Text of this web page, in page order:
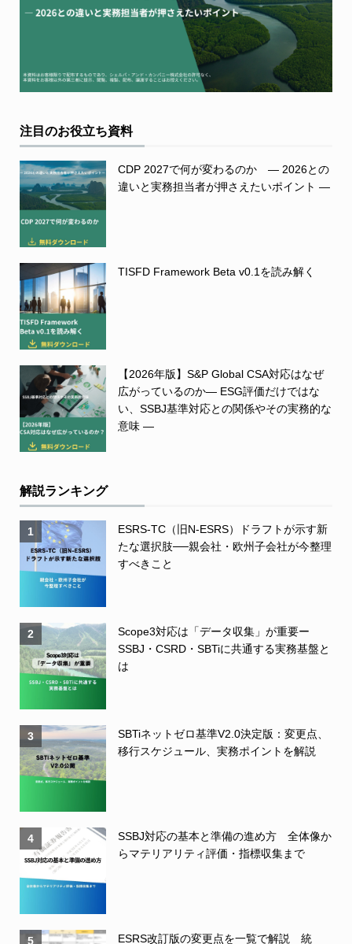
注目のお役立ち資料
CDP 2027で何が変わるのか ― 2026との
違いと実務担当者が押さえたいポイント ―
TISFD Framework Beta v0.1を読み解く
【2026年版】S&P Global CSA対応はなぜ
広がっているのか― ESG評価だけではな
い、SSBJ基準対応との関係やその実務的な
意味 ―
解説ランキング
1
ESRS-TC（旧N-ESRS）ドラフトが示す新
たな選択肢──親会社・欧州子会社が今整理
すべきこと
2
Scope3対応は「データ収集」が重要ー
SSBJ・CSRD・SBTiに共通する実務基盤と
は
3
SBTiネットゼロ基準V2.0決定版：変更点、
移行スケジュール、実務ポイントを解説
4
SSBJ対応の基本と準備の進め方 全体像か
らマテリアリティ評価・指標収集まで
5 ESRS改訂版の変更点を一覧で解説 統